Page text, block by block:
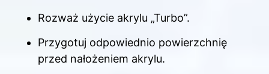
Rozważ użycie akrylu „Turbo”.
Przygotuj odpowiednio powierzchnię
przed nałożeniem akrylu.